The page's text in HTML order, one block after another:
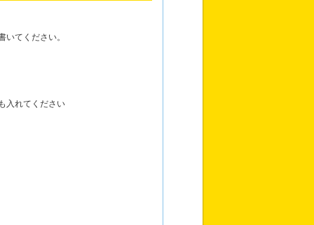
てください。
れてください